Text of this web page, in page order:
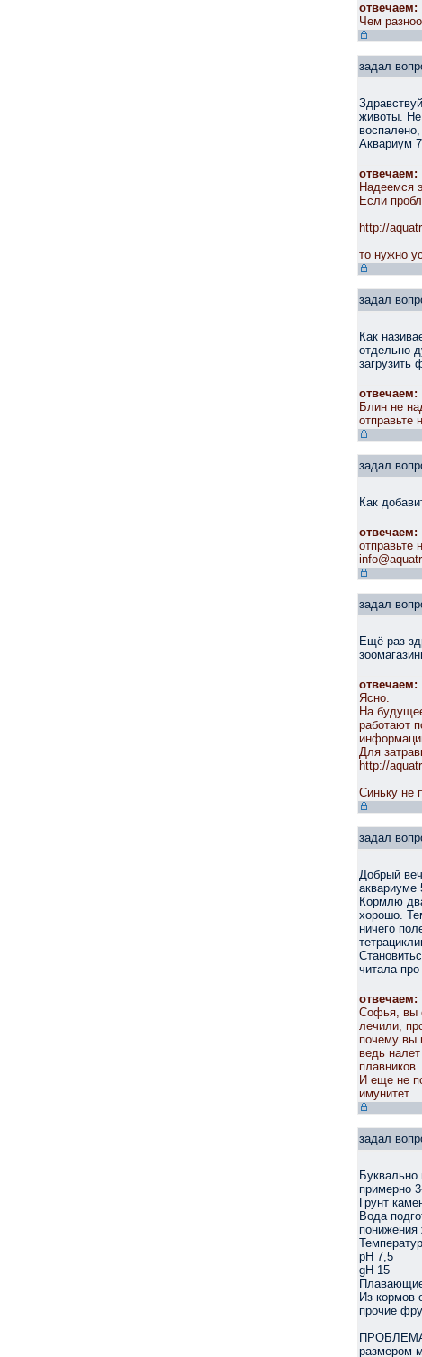
отвечаем:
Чем
задал
животы. Не
Аквариум
отвечаем:
Надеемся
Если
http://
то нужно
задал
Как
отдельно
загрузить
отвечаем:
Блин не
отправьте
задал
Как
отвечаем:
отправьте
задал
Ещё раз
отвечаем:
Ясно.
На
работают
Для
http://
Синьку не
задал
Добрый
Кормлю
хорошо.
ничего
читала
отвечаем:
Софья, вы
лечили,
почему вы
ведь
плавников.
И еще не
имунитет...
задал
Буквально
примерно
Грунт
Вода
понижения
pH 7,5
gH 15
Из кормов
прочие
ПРОБЛЕМА
размером